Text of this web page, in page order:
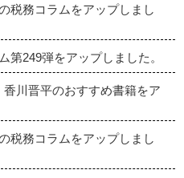
税務コラムをアップしまし
249弾をアップしました。
川晋平のおすすめ書籍をア
税務コラムをアップしまし